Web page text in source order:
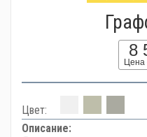
8
Цена
Цвет:
Описание: